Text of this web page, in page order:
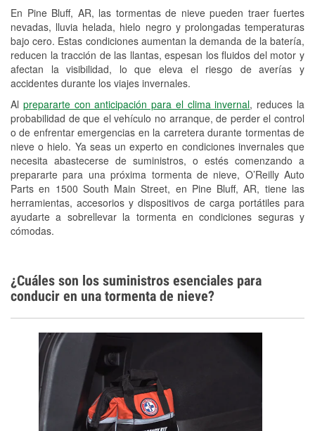
En Pine Bluff, AR, las tormentas de nieve pueden traer fuertes
nevadas, lluvia helada, hielo negro y prolongadas temperaturas
bajo cero. Estas condiciones aumentan la demanda de la batería,
reducen la tracción de las llantas, espesan los fluidos del motor y
afectan la visibilidad, lo que eleva el riesgo de averías y
accidentes durante los viajes invernales.
Al prepararte con anticipación para el clima invernal, reduces la
probabilidad de que el vehículo no arranque, de perder el control
o de enfrentar emergencias en la carretera durante tormentas de
nieve o hielo. Ya seas un experto en condiciones invernales que
necesita abastecerse de suministros, o estés comenzando a
prepararte para una próxima tormenta de nieve, O’Reilly Auto
Parts en 1500 South Main Street, en Pine Bluff, AR, tiene las
herramientas, accesorios y dispositivos de carga portátiles para
ayudarte a sobrellevar la tormenta en condiciones seguras y
cómodas.
Programa de Préstamo de
Herramientas
Rectificación de tambores y discos de
freno
Snowstorm Supplies
Tornado Supplies
Conoce más
¿Cuáles son los suministros esenciales para
conducir en una tormenta de nieve?